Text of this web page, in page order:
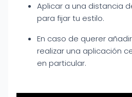
Aplicar a una distancia
para fijar tu estilo.
En caso de querer
realizar una aplicación
en particular.